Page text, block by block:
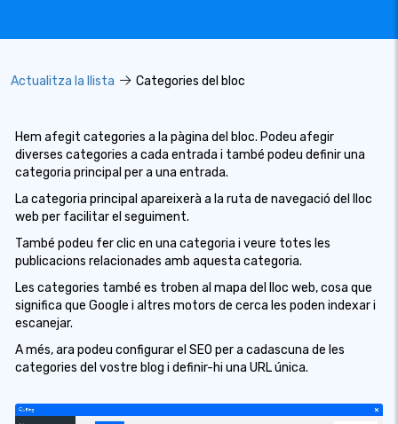
Actualitza la llista Categories del bloc
Hem afegit categories a la pàgina del bloc. Podeu afegir
diverses categories a cada entrada i també podeu definir una
categoria principal per a una entrada.
La categoria principal apareixerà a la ruta de navegació del lloc
web per facilitar el seguiment.
També podeu fer clic en una categoria i veure totes les
publicacions relacionades amb aquesta categoria.
Les categories també es troben al mapa del lloc web, cosa que
significa que Google i altres motors de cerca les poden indexar i
escanejar.
A més, ara podeu configurar el SEO per a cadascuna de les
categories del vostre blog i definir-hi una URL única.